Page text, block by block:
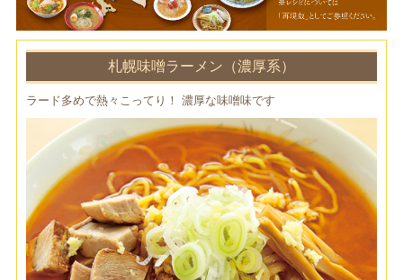
札幌味噌ラーメン（濃厚系）
ラード多めで熱々こってり！ 濃厚な味噌味です